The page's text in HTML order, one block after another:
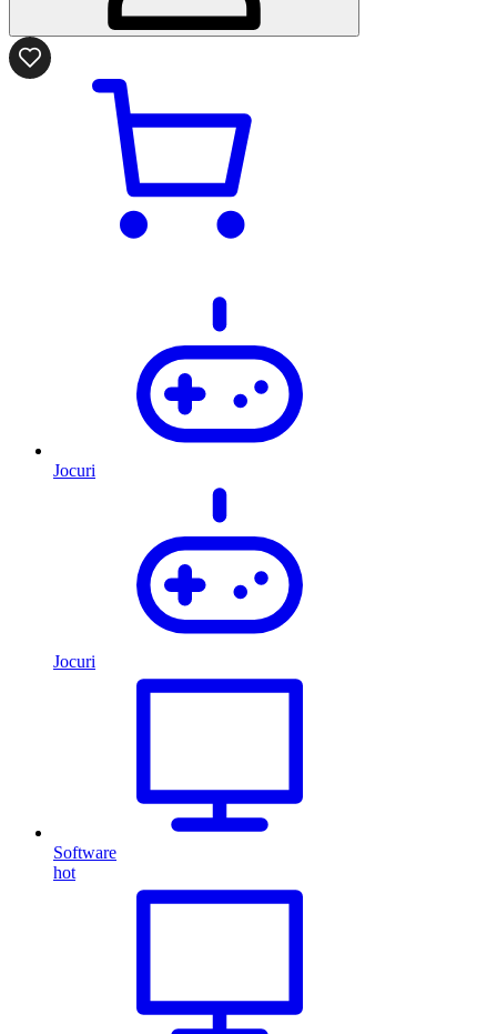
Jocuri
Jocuri
Software
hot